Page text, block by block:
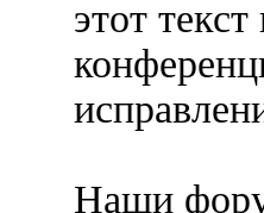
этот
Наши